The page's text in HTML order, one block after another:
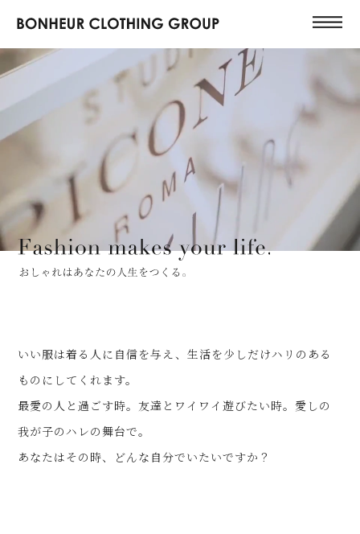
いい服は着る人に自信を与え、生活を少しだけハリのある
ものにしてくれます。
最愛の人と過ごす時。友達とワイワイ遊びたい時。愛しの
我が子のハレの舞台で。
あなたはその時、どんな自分でいたいですか？